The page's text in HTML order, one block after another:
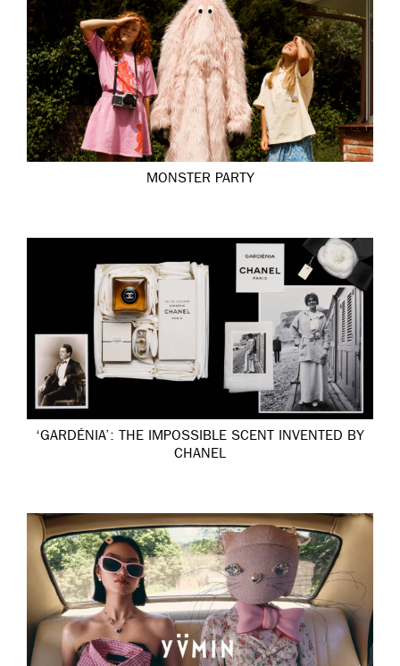
MONSTER PARTY
‘GARDÉNIA’: THE IMPOSSIBLE SCENT INVENTED BY
CHANEL